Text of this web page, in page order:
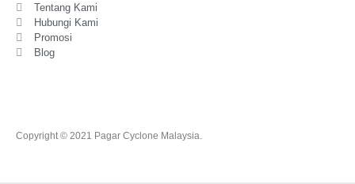
Tentang Kami
Hubungi Kami
Promosi
Blog
Copyright © 2021 Pagar Cyclone Malaysia.